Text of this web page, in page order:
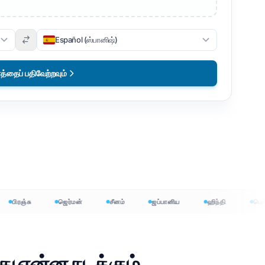
Español (ஸ்பானிஷ்)
பதிவேற்றவும்
பிரஞ்சு ஜெர்மன் சீனம் ஜப்பானிய ஹிந்தி